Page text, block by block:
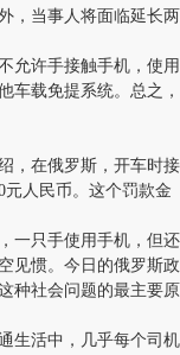
，当事人将面临延长两
许手接触手机，使用
车载免提系统。总之，
在俄罗斯，开车时接
元人民币。这个罚款金
只手使用手机，但还
见惯。今日的俄罗斯政
种社会问题的最主要原
活中，几乎每个司机